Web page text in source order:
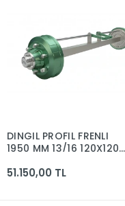
DINGIL PROFIL FRENLI
1950 MM 13/16 120X120
MM
51.150,00 TL